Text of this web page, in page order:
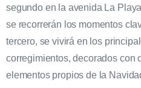
segundo en la avenida La
se recorrerán los momentos
tercero, se vivirá en los
corregimientos, decorados con
elementos propios de la